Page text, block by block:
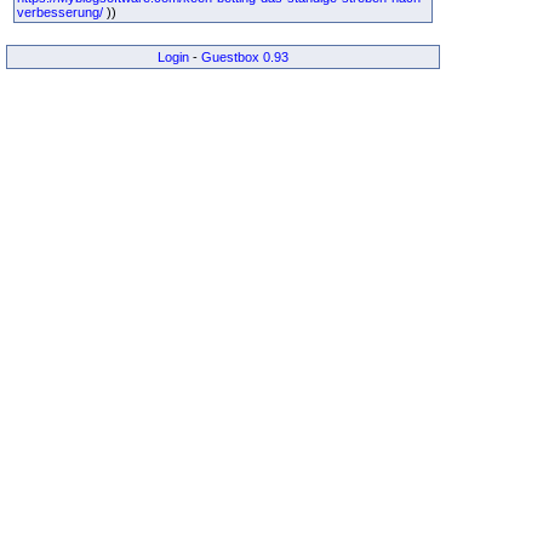
verbesserung/ ))
Login - Guestbox 0.93